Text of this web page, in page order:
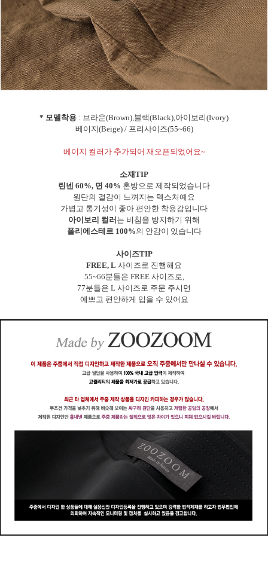
* 모델착용 : 브라운(Brown),블랙(Black),아이보리(Ivory)
베이지(Beige) / 프리사이즈(55~66)
베이지 컬러가 추가되어 재오픈되었어요~
소재TIP
린넨 60%, 면 40% 혼방으로 제작되었습니다
원단의 결감이 느껴지는 텍스처예요
가볍고 통기성이 좋아 편안한 착용감입니다
아이보리 컬러 는 비침을 방지하기 위해
폴리에스테르 100%의 안감이 있습니다
사이즈TIP
FREE, L 사이즈로 진행해요
55~66분들은 FREE 사이즈로,
77분들은 L 사이즈로 주문 주시면
예쁘고 편안하게 입을 수 있어요